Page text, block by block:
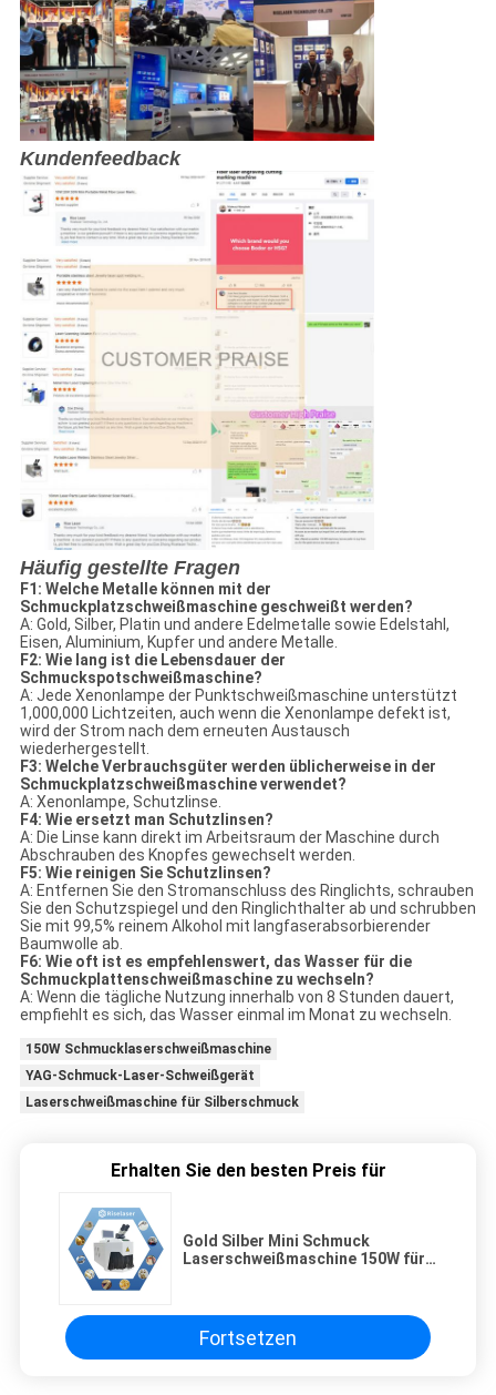
Kundenfeedback
Häufig gestellte Fragen
F1: Welche Metalle können mit der
Schmuckplatzschweißmaschine geschweißt werden?
A: Gold, Silber, Platin und andere Edelmetalle sowie Edelstahl,
Eisen, Aluminium, Kupfer und andere Metalle.
F2: Wie lang ist die Lebensdauer der
Schmuckspotschweißmaschine?
A: Jede Xenonlampe der Punktschweißmaschine unterstützt
1,000,000 Lichtzeiten, auch wenn die Xenonlampe defekt ist,
wird der Strom nach dem erneuten Austausch
wiederhergestellt.
F3: Welche Verbrauchsgüter werden üblicherweise in der
Schmuckplatzschweißmaschine verwendet?
A: Xenonlampe, Schutzlinse.
F4: Wie ersetzt man Schutzlinsen?
A: Die Linse kann direkt im Arbeitsraum der Maschine durch
Abschrauben des Knopfes gewechselt werden.
F5: Wie reinigen Sie Schutzlinsen?
A: Entfernen Sie den Stromanschluss des Ringlichts, schrauben
Sie den Schutzspiegel und den Ringlichthalter ab und schrubben
Sie mit 99,5% reinem Alkohol mit langfaserabsorbierender
Baumwolle ab.
F6: Wie oft ist es empfehlenswert, das Wasser für die
Schmuckplattenschweißmaschine zu wechseln?
A: Wenn die tägliche Nutzung innerhalb von 8 Stunden dauert,
empfiehlt es sich, das Wasser einmal im Monat zu wechseln.
150W Schmucklaserschweißmaschine
YAG-Schmuck-Laser-Schweißgerät
Laserschweißmaschine für Silberschmuck
Erhalten Sie den besten Preis für
Gold Silber Mini Schmuck
Laserschweißmaschine 150W für
Fortsetzen